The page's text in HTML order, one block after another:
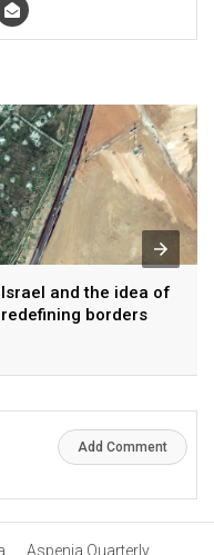
Israel and the idea of
redefining borders
Add Comment
Aspenia Quarterly